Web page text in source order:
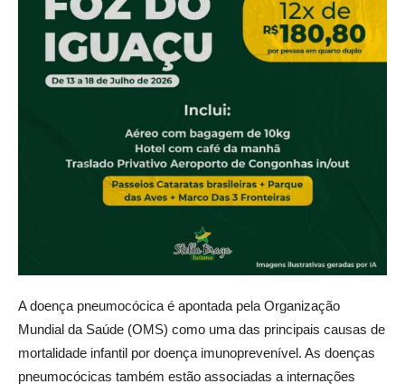
A doença pneumocócica é apontada pela Organização
Mundial da Saúde (OMS) como uma das principais causas de
mortalidade infantil por doença imunoprevenível. As doenças
pneumocócicas também estão associadas a internações